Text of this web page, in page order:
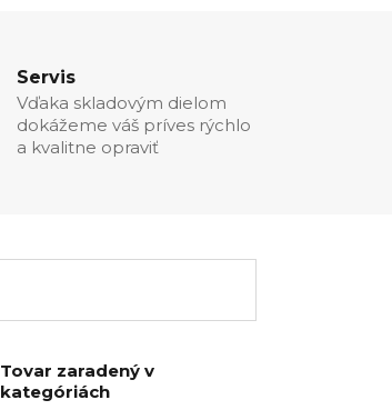
Servis
Vďaka skladovým dielom
dokážeme váš príves rýchlo
a kvalitne opraviť
Tovar zaradený v
kategóriách